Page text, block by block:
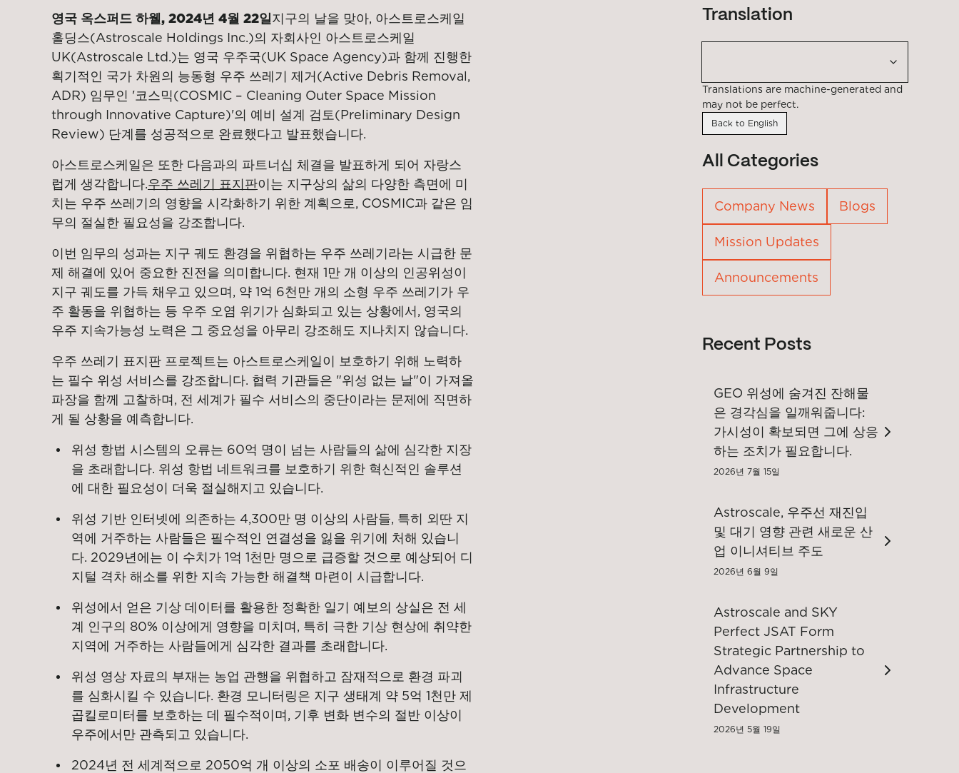
영국 옥스퍼드 하웰, 2024년 4월 22일 지구의 날을 맞아, 아스트로스케일
홀딩스(Astroscale Holdings Inc.)의 자회사인 아스트로스케일
UK(Astroscale Ltd.)는 영국 우주국(UK Space Agency)과 함께 진행한
획기적인 국가 차원의 능동형 우주 쓰레기 제거(Active Debris Removal,
ADR) 임무인 '코스믹(COSMIC – Cleaning Outer Space Mission
through Innovative Capture)'의 예비 설계 검토(Preliminary Design
Review) 단계를 성공적으로 완료했다고 발표했습니다.
아스트로스케일은 또한 다음과의 파트너십 체결을 발표하게 되어 자랑스
럽게 생각합니다.우주 쓰레기 표지판이는 지구상의 삶의 다양한 측면에 미
치는 우주 쓰레기의 영향을 시각화하기 위한 계획으로, COSMIC과 같은 임
무의 절실한 필요성을 강조합니다.
이번 임무의 성과는 지구 궤도 환경을 위협하는 우주 쓰레기라는 시급한 문
제 해결에 있어 중요한 진전을 의미합니다. 현재 1만 개 이상의 인공위성이
지구 궤도를 가득 채우고 있으며, 약 1억 6천만 개의 소형 우주 쓰레기가 우
주 활동을 위협하는 등 우주 오염 위기가 심화되고 있는 상황에서, 영국의
우주 지속가능성 노력은 그 중요성을 아무리 강조해도 지나치지 않습니다.
우주 쓰레기 표지판 프로젝트는 아스트로스케일이 보호하기 위해 노력하
는 필수 위성 서비스를 강조합니다. 협력 기관들은 "위성 없는 날"이 가져올
파장을 함께 고찰하며, 전 세계가 필수 서비스의 중단이라는 문제에 직면하
게 될 상황을 예측합니다.
위성 항법 시스템의 오류는 60억 명이 넘는 사람들의 삶에 심각한 지장
을 초래합니다. 위성 항법 네트워크를 보호하기 위한 혁신적인 솔루션
에 대한 필요성이 더욱 절실해지고 있습니다.
위성 기반 인터넷에 의존하는 4,300만 명 이상의 사람들, 특히 외딴 지
역에 거주하는 사람들은 필수적인 연결성을 잃을 위기에 처해 있습니
다. 2029년에는 이 수치가 1억 1천만 명으로 급증할 것으로 예상되어 디
지털 격차 해소를 위한 지속 가능한 해결책 마련이 시급합니다.
위성에서 얻은 기상 데이터를 활용한 정확한 일기 예보의 상실은 전 세
계 인구의 80% 이상에게 영향을 미치며, 특히 극한 기상 현상에 취약한
지역에 거주하는 사람들에게 심각한 결과를 초래합니다.
위성 영상 자료의 부재는 농업 관행을 위협하고 잠재적으로 환경 파괴
를 심화시킬 수 있습니다. 환경 모니터링은 지구 생태계 약 5억 1천만 제
곱킬로미터를 보호하는 데 필수적이며, 기후 변화 변수의 절반 이상이
우주에서만 관측되고 있습니다.
2024년 전 세계적으로 2050억 개 이상의 소포 배송이 이루어질 것으
Translation
Translations are machine-generated and
may not be perfect.
Back to English
All Categories
Company News Blogs
Mission Updates
Announcements
Recent Posts
GEO 위성에 숨겨진 잔해물
은 경각심을 일깨워줍니다:
가시성이 확보되면 그에 상응
하는 조치가 필요합니다.
2026년 7월 15일
Astroscale, 우주선 재진입
및 대기 영향 관련 새로운 산
업 이니셔티브 주도
2026년 6월 9일
Astroscale and SKY
Perfect JSAT Form
Strategic Partnership to
Advance Space
Infrastructure
Development
2026년 5월 19일